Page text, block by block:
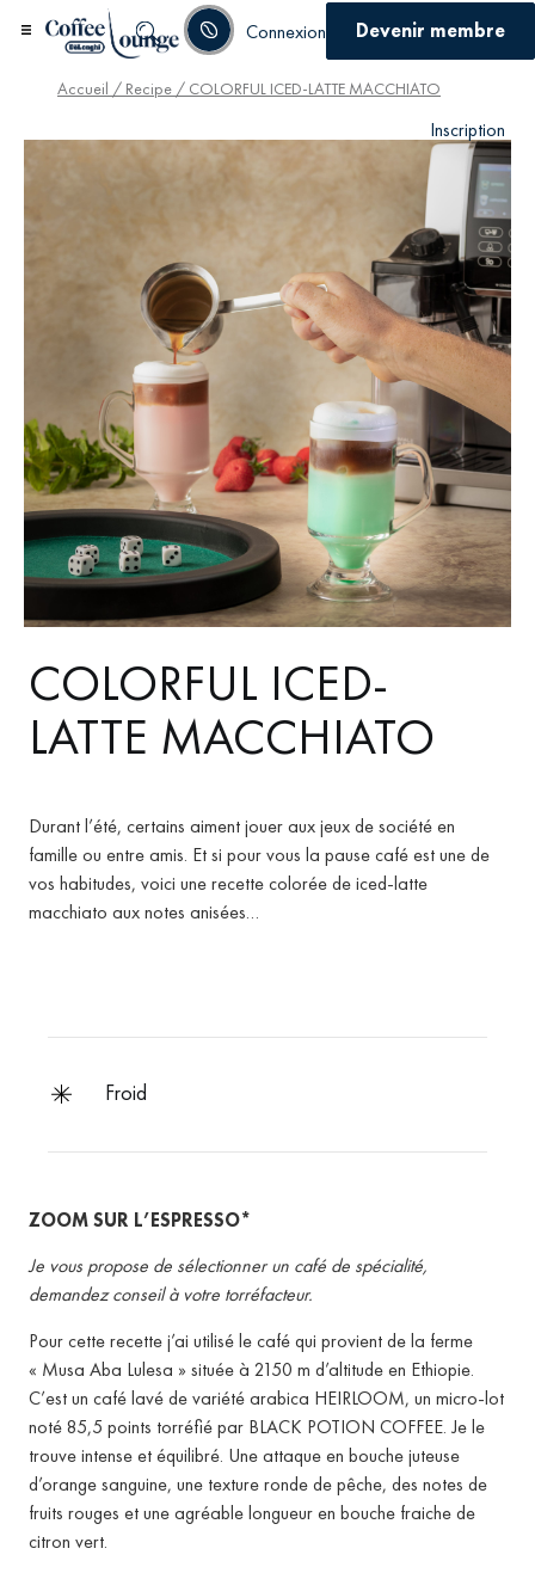
Connexion Devenir membre
Inscription
Accueil / Recipe / COLORFUL ICED-LATTE MACCHIATO
COLORFUL ICED-
LATTE MACCHIATO
Durant l’été, certains aiment jouer aux jeux de société en
famille ou entre amis. Et si pour vous la pause café est une de
vos habitudes, voici une recette colorée de iced-latte
macchiato aux notes anisées…
froid
ZOOM SUR L’ESPRESSO*
Je vous propose de sélectionner un café de spécialité,
demandez conseil à votre torréfacteur.
Pour cette recette j’ai utilisé le café qui provient de la ferme
« Musa Aba Lulesa » située à 2150 m d’altitude en Ethiopie.
C’est un café lavé de variété arabica HEIRLOOM, un micro-lot
noté 85,5 points torréfié par BLACK POTION COFFEE. Je le
trouve intense et équilibré. Une attaque en bouche juteuse
d’orange sanguine, une texture ronde de pêche, des notes de
fruits rouges et une agréable longueur en bouche fraiche de
citron vert.